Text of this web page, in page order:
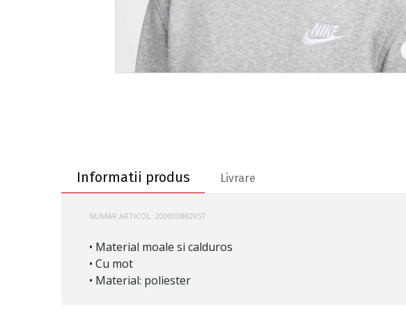
Informatii produs
Livrare
NUMAR ARTICOL: 200000882957
• Material moale si calduros
• Cu mot
• Material: poliester